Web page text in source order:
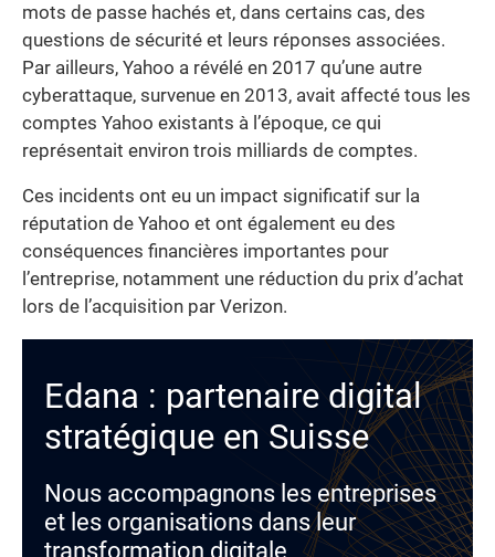
mots de passe hachés et, dans certains cas, des
questions de sécurité et leurs réponses associées.
Par ailleurs, Yahoo a révélé en 2017 qu’une autre
cyberattaque, survenue en 2013, avait affecté tous les
comptes Yahoo existants à l’époque, ce qui
représentait environ trois milliards de comptes.
Ces incidents ont eu un impact significatif sur la
réputation de Yahoo et ont également eu des
conséquences financières importantes pour
l’entreprise, notamment une réduction du prix d’achat
lors de l’acquisition par Verizon.
Edana : partenaire digital
stratégique en Suisse
Nous accompagnons les entreprises
et les organisations dans leur
transformation digitale